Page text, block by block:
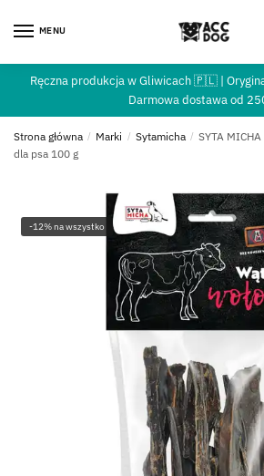
MENU
Ręczna produkcja w Gliwicach 🇵🇱 |
Darmowa dostawa od
Strona główna / Marki / Sytamicha / SYTA
dla psa 100 g
-12% na wszystko